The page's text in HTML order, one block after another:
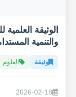
الوثيقة
والتنمية
وثيقة العلوم
2026-02-18